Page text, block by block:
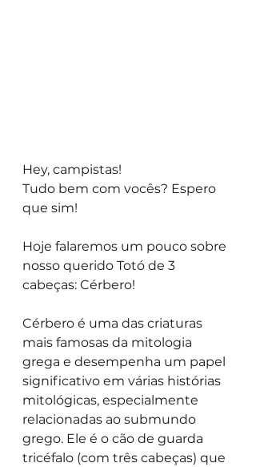
Hey, campistas!
Tudo bem com vocês? Espero
que sim!
Hoje falaremos um pouco sobre
nosso querido Totó de 3
cabeças: Cérbero!
Cérbero é uma das criaturas
mais famosas da mitologia
grega e desempenha um papel
significativo em várias histórias
mitológicas, especialmente
relacionadas ao submundo
grego. Ele é o cão de guarda
tricéfalo (com três cabeças) que